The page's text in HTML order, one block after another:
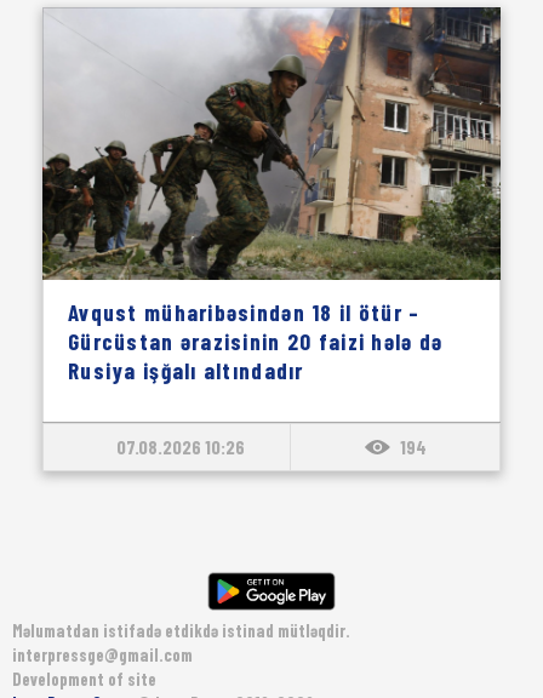
Avqust müharibəsindən 18 il ötür –
Gürcüstan ərazisinin 20 faizi hələ də
Rusiya işğalı altındadır
07.08.2026 10:26 194
Məlumatdan istifadə etdikdə istinad mütləqdir.
interpressge@gmail.com
Development of site